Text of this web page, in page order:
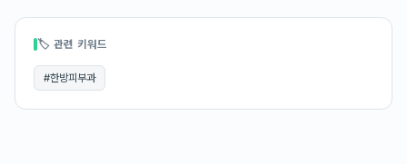
🏷 관련 키워드
#한방피부과